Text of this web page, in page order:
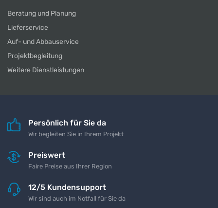
Beratung und Planung
Lieferservice
Auf- und Abbauservice
Projektbegleitung
Weitere Dienstleistungen
Persönlich für Sie da
Wir begleiten Sie in Ihrem Projekt
Preiswert
Faire Preise aus Ihrer Region
12/5 Kundensupport
Wir sind auch im Notfall für Sie da